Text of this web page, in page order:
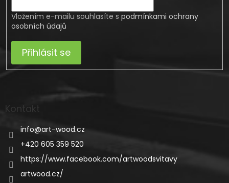
Vložením e-mailu souhlasíte s podmínkami ochrany
osobních údajů
Přihlásit se
Kontakt
info@art-wood.cz
+420 605 359 520
https://www.facebook.com/artwoodsvitavy
artwood.cz/